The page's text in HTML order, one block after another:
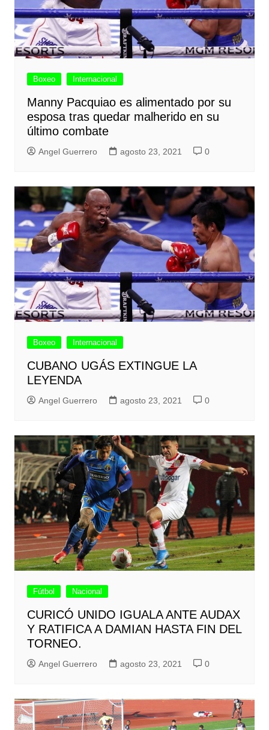
Boxeo Internacional
Manny Pacquiao es alimentado por su
esposa tras quedar malherido en su
último combate
Angel Guerrero agosto 23, 2021 0
Boxeo Internacional
CUBANO UGÁS EXTINGUE LA
LEYENDA
Angel Guerrero agosto 23, 2021 0
Fútbol Nacional
CURICÓ UNIDO IGUALA ANTE AUDAX
Y RATIFICA A DAMIAN HASTA FIN DEL
TORNEO.
Angel Guerrero agosto 23, 2021 0